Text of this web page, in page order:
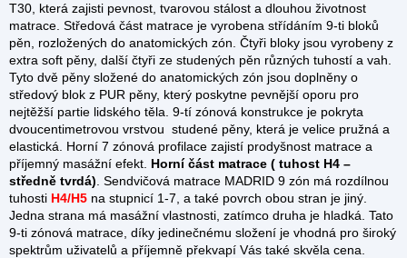
T30, která zajisti pevnost, tvarovou stálost a dlouhou životnost
matrace. Středová část matrace je vyrobena střídáním 9-ti bloků
pěn, rozložených do anatomických zón. Čtyři bloky jsou vyrobeny z
extra soft pěny, další čtyři ze studených pěn různých tuhostí a vah.
Tyto dvě pěny složené do anatomických zón jsou doplněny o
středový blok z PUR pěny, který poskytne pevnější oporu pro
nejtěžší partie lidského těla. 9-tí zónová konstrukce je pokryta
dvoucentimetrovou vrstvou studené pěny, která je velice pružná a
elastická. Horní 7 zónová profilace zajistí prodyšnost matrace a
příjemný masážní efekt. Horní část matrace ( tuhost H4 –
středně tvrdá) . Sendvičová matrace MADRID 9 zón má rozdílnou
tuhosti H4/H5 na stupnicí 1-7, a také povrch obou stran je jiný.
Jedna strana má masážní vlastnosti, zatímco druha je hladká. Tato
9-ti zónová matrace, díky jedinečnému složení je vhodná pro široký
spektrům uživatelů a příjemně překvapí Vás také skvěla cena.